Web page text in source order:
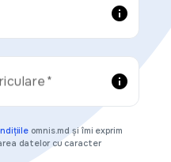
info
info
omnis.md și îmi exprim
datelor cu caracter